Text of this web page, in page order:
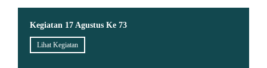
Kegiatan 17 Agustus Ke 73
Lihat Kegiatan